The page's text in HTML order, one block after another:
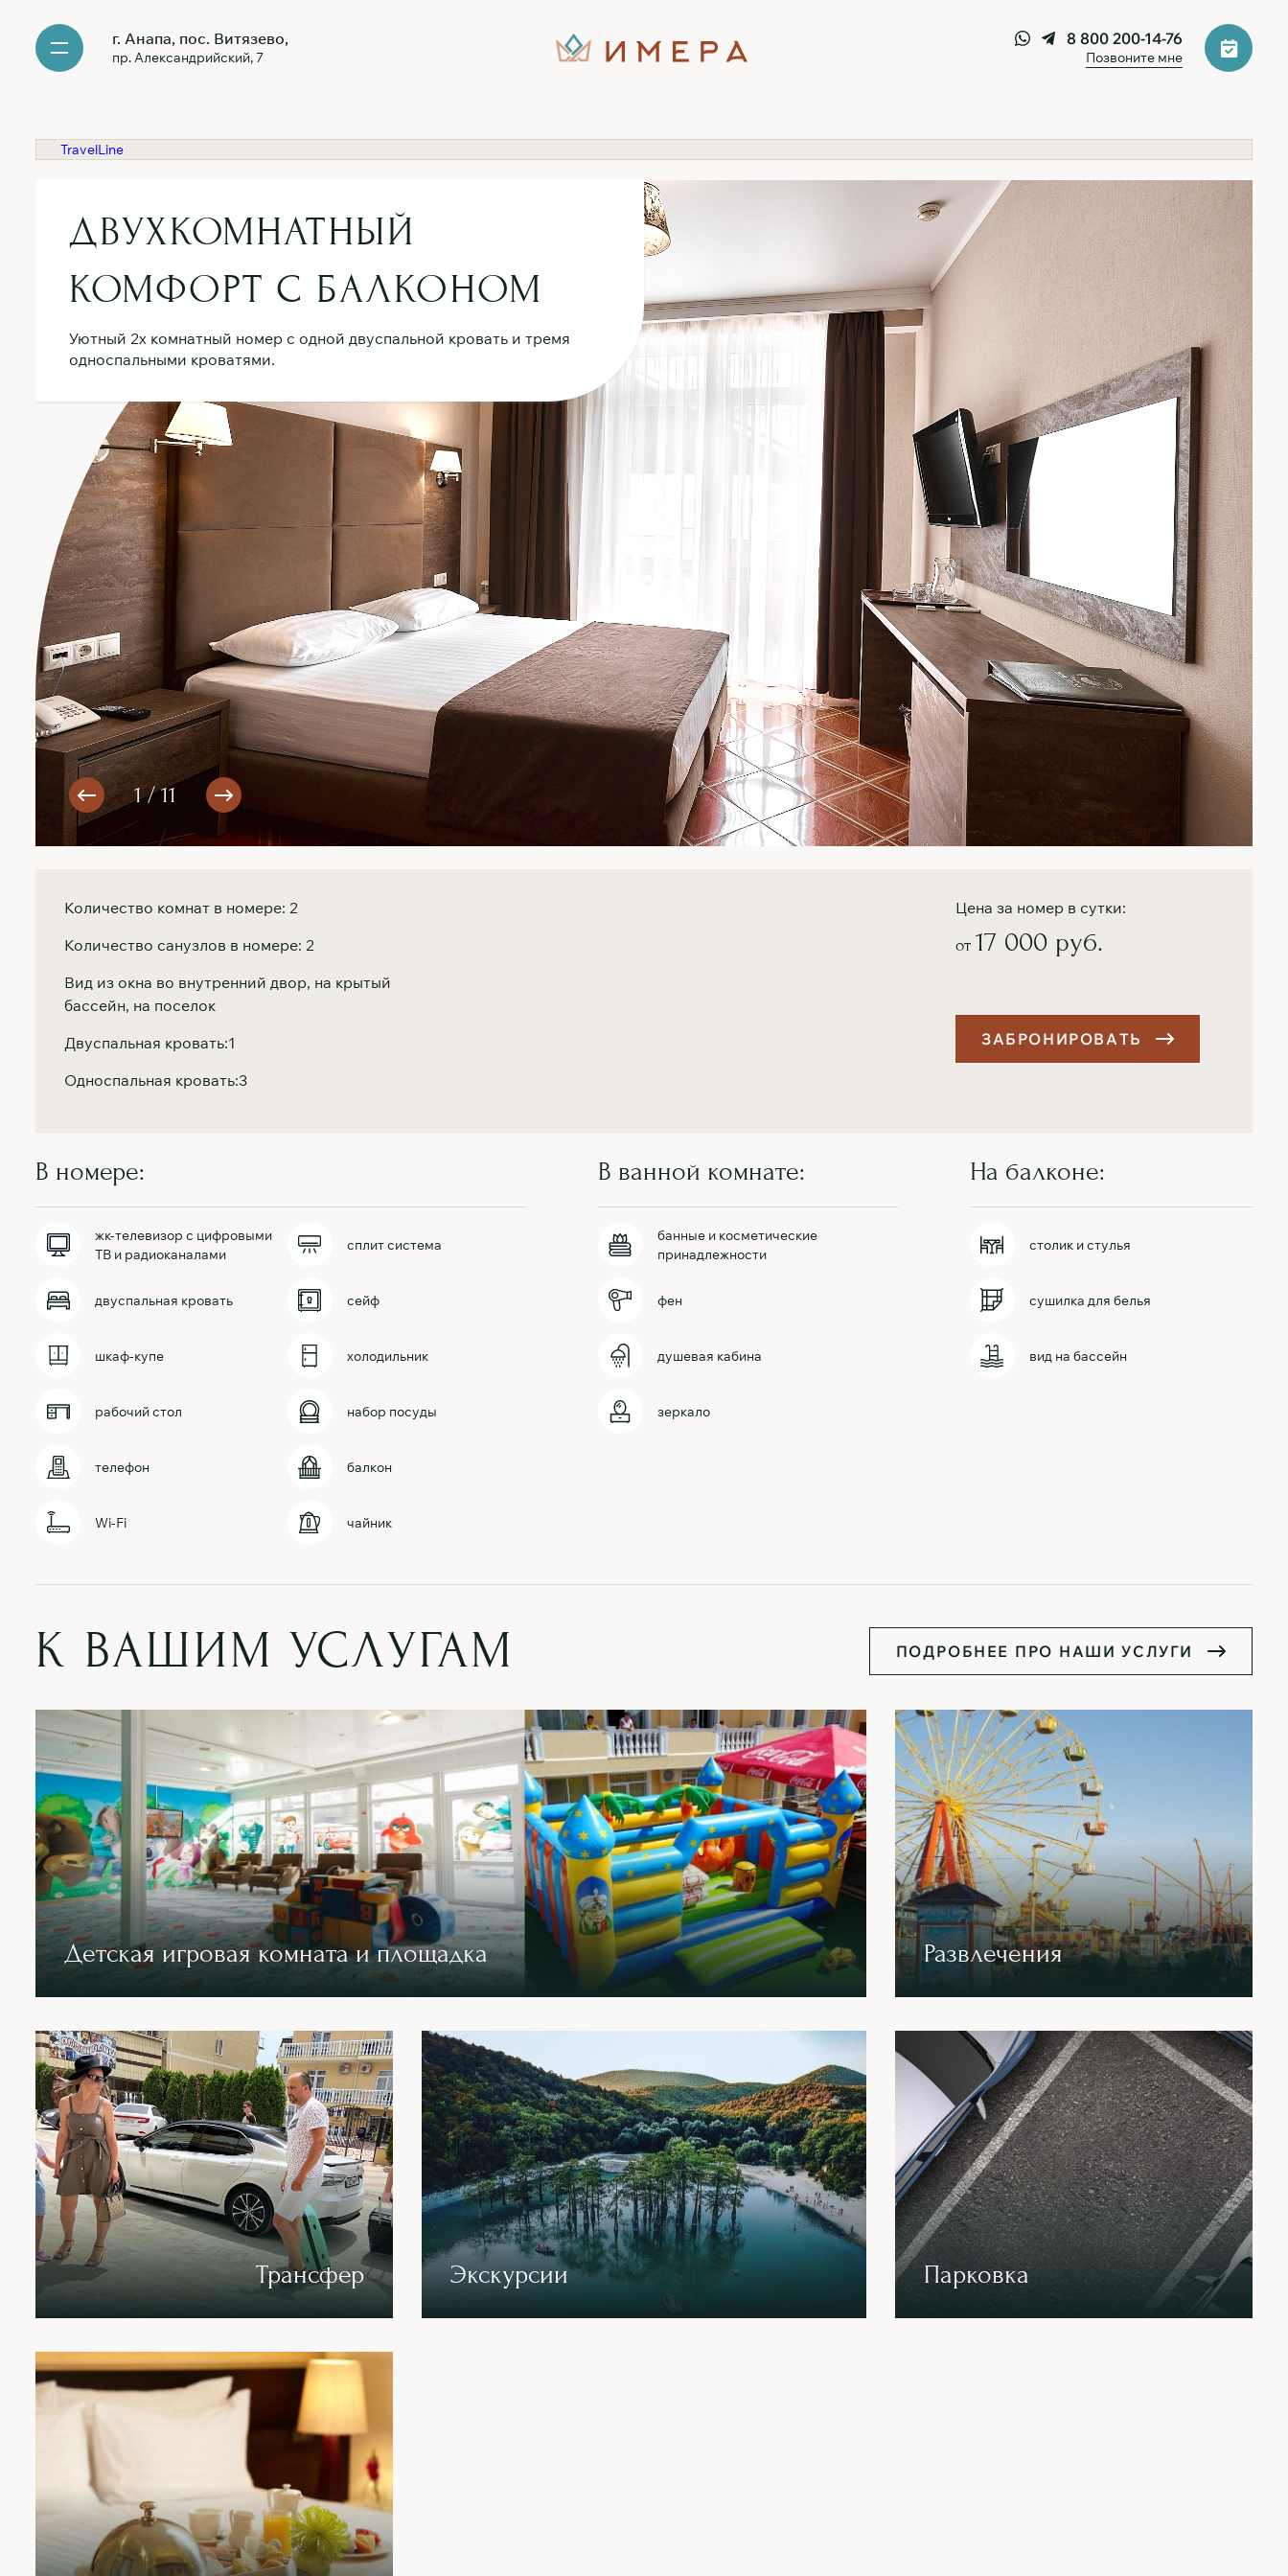
г. Анапа, пос. Витязево,
пр. Александрийский, 7
8 800 200-14-76
Позвоните мне
TravelLine
ДВУХКОМНАТНЫЙ
КОМФОРТ С БАЛКОНОМ
Уютный 2х комнатный номер с одной двуспальной кровать и тремя
односпальными кроватями.
1 / 11
Количество комнат в номере: 2
Количество санузлов в номере: 2
Вид из окна во внутренний двор, на крытый
бассейн, на поселок
Двуспальная кровать:1
Односпальная кровать:3
Цена за номер в сутки:
от 17 000 руб.
ЗАБ РОН ИРОВАТЬ
В номере:
жк-телевизор с цифровыми
ТВ и радиоканалами
двуспальная кровать
шкаф-купе
рабочий стол
телефон
Wi-Fi
сплит система
сейф
холодильник
набор посуды
балкон
чайник
В ванной комнате:
банные и косметические
принадлежности
фен
душевая кабина
зеркало
На балконе:
столик и стулья
сушилка для белья
вид на бассейн
К ВАШИМ УСЛУГАМ ПОДРОБН ЕЕ П РО Н АШ И УСЛУГИ
Детская игровая комната и площадка Развлечения
Трансфер Экскурсии Парковка